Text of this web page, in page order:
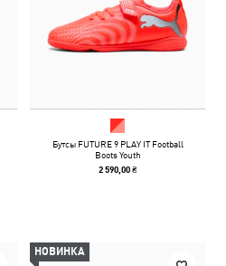
Бутсы FUTURE 9 PLAY IT Football
Boots Youth
2 590,00 ₴
НОВИНКА